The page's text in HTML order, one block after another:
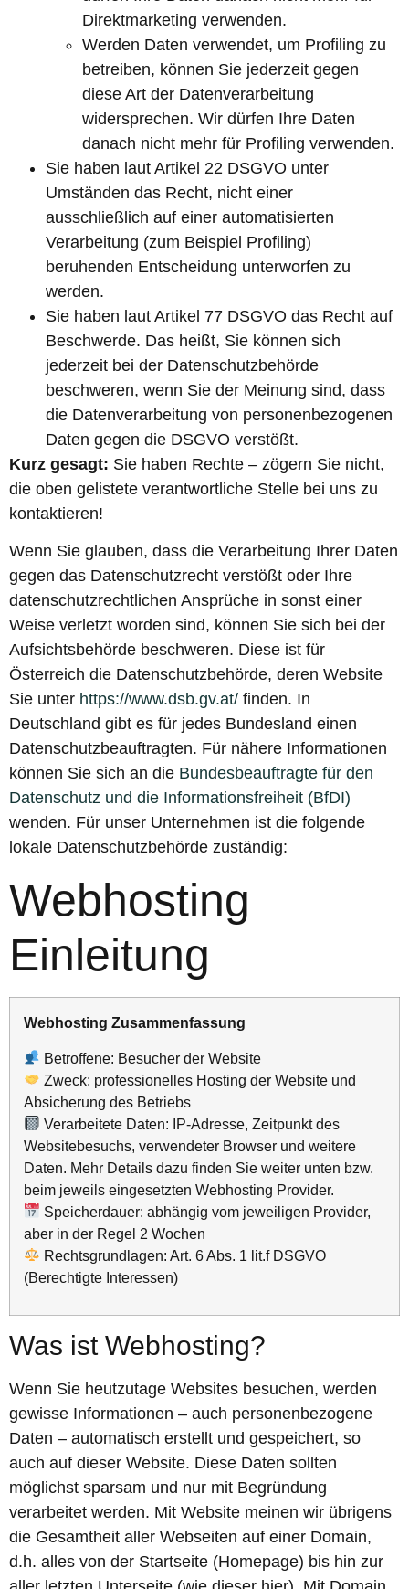
Direktmarketing verwenden.
Werden Daten verwendet, um Profiling zu
betreiben, können Sie jederzeit gegen
diese Art der Datenverarbeitung
widersprechen. Wir dürfen Ihre Daten
danach nicht mehr für Profiling verwenden.
Sie haben laut Artikel 22 DSGVO unter
Umständen das Recht, nicht einer
ausschließlich auf einer automatisierten
Verarbeitung (zum Beispiel Profiling)
beruhenden Entscheidung unterworfen zu
werden.
Sie haben laut Artikel 77 DSGVO das Recht auf
Beschwerde. Das heißt, Sie können sich
jederzeit bei der Datenschutzbehörde
beschweren, wenn Sie der Meinung sind, dass
die Datenverarbeitung von personenbezogenen
Daten gegen die DSGVO verstößt.
Kurz gesagt: Sie haben Rechte – zögern Sie nicht,
die oben gelistete verantwortliche Stelle bei uns zu
kontaktieren!
Wenn Sie glauben, dass die Verarbeitung Ihrer Daten
gegen das Datenschutzrecht verstößt oder Ihre
datenschutzrechtlichen Ansprüche in sonst einer
Weise verletzt worden sind, können Sie sich bei der
Aufsichtsbehörde beschweren. Diese ist für
Österreich die Datenschutzbehörde, deren Website
Sie unter https://www.dsb.gv.at/ finden. In
Deutschland gibt es für jedes Bundesland einen
Datenschutzbeauftragten. Für nähere Informationen
können Sie sich an die Bundesbeauftragte für den
Datenschutz und die Informationsfreiheit (BfDI)
wenden. Für unser Unternehmen ist die folgende
lokale Datenschutzbehörde zuständig:
Webhosting
Einleitung
Webhosting Zusammenfassung
Betroffene: Besucher der Website
Zweck: professionelles Hosting der Website und
Absicherung des Betriebs
Verarbeitete Daten: IP-Adresse, Zeitpunkt des
Websitebesuchs, verwendeter Browser und weitere
Daten. Mehr Details dazu finden Sie weiter unten bzw.
beim jeweils eingesetzten Webhosting Provider.
Speicherdauer: abhängig vom jeweiligen Provider,
aber in der Regel 2 Wochen
Rechtsgrundlagen: Art. 6 Abs. 1 lit.f DSGVO
(Berechtigte Interessen)
Was ist Webhosting?
Wenn Sie heutzutage Websites besuchen, werden
gewisse Informationen – auch personenbezogene
Daten – automatisch erstellt und gespeichert, so
auch auf dieser Website. Diese Daten sollten
möglichst sparsam und nur mit Begründung
verarbeitet werden. Mit Website meinen wir übrigens
die Gesamtheit aller Webseiten auf einer Domain,
d.h. alles von der Startseite (Homepage) bis hin zur